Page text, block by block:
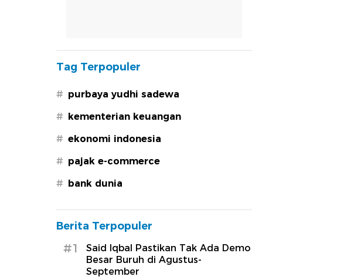
Tag Terpopuler
# purbaya yudhi sadewa
# kementerian keuangan
# ekonomi indonesia
# pajak e-commerce
# bank dunia
Berita Terpopuler
#1
Said Iqbal Pastikan Tak Ada Demo
Besar Buruh di Agustus-
September